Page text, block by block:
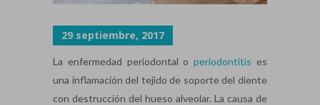
29 septiembre, 2017
La enfermedad periodontal operiodontitis es
una inflamación del tejido de soporte del diente
con destrucción del hueso alveolar. La causa de